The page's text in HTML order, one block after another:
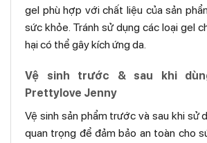
gel phù hợp với chất liệu của sản
sức khỏe. Tránh sử dụng các loại gel
hại có thể gây kích ứng da.
Vệ sinh trước & sau khi
Prettylove Jenny
Vệ sinh sản phẩm trước và sau khi sử
quan trọng để đảm bảo an toàn cho